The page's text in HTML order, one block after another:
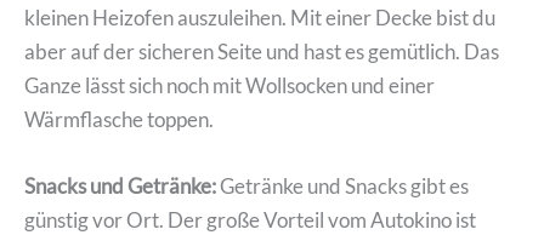
kleinen Heizofen auszuleihen. Mit einer Decke bist du
aber auf der sicheren Seite und hast es gemütlich. Das
Ganze lässt sich noch mit Wollsocken und einer
Wärmflasche toppen.
Snacks und Getränke:Getränke und Snacks gibt es
günstig vor Ort. Der große Vorteil vom Autokino ist